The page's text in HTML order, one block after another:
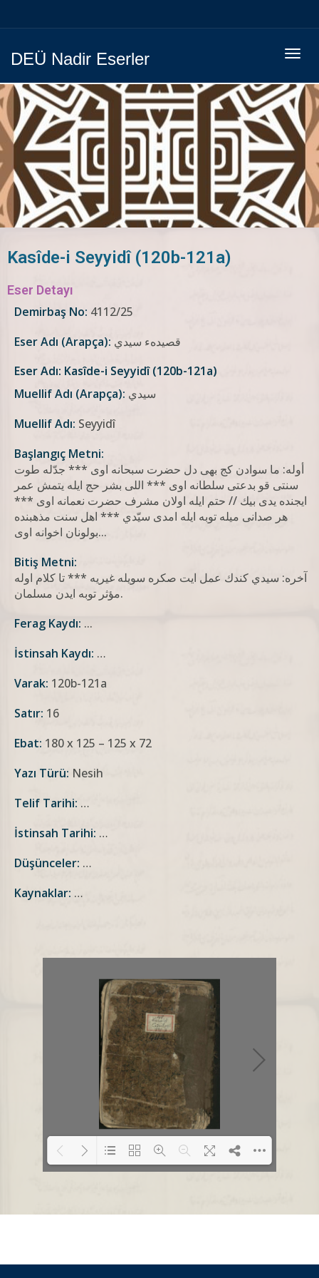
DEÜ Nadir Eserler
Kasîde-i Seyyidî (120b-121a)
Eser Detayı
Demirbaş No: 4112/25
Eser Adı (Arapça): قصیدهء سیدي
Eser Adı: Kasîde-i Seyyidî (120b-121a)
Muellif Adı (Arapça): سیدي
Muellif Adı: Seyyidî
Başlangıç Metni:
أوله: ما سوادن کج بهی دل حضرت سبحانه اوی *** جدّله طوت
سنتی قو بدعتی سلطانه اوی *** اللی بشر حج ایله یتمش عمر
ایجنده یدی بیك // حتم ایله اولان مشرف حضرت نعمانه اوی ***
هر صدانی میله توبه ایله امدی سیّدي *** اهل سنت مذهبنده
بولونان اخوانه اوی...
Bitiş Metni:
آخره: سیدي کندك عمل ایت صکره سویله غیریه *** تا کلام اوله
مؤثر توبه ایدن مسلمان.
Ferag Kaydı: ...
İstinsah Kaydı: …
Varak: 120b-121a
Satır: 16
Ebat: 180 x 125 – 125 x 72
Yazı Türü: Nesih
Telif Tarihi: …
İstinsah Tarihi: …
Düşünceler: …
Kaynaklar: …